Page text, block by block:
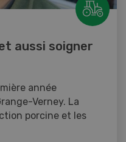
aussi soigner
année
Verney. La
porcine et les